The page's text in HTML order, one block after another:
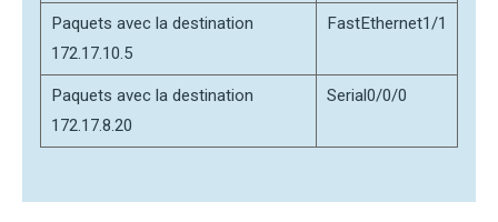
Paquets avec la destination
172.17.10.5
FastEthernet1/1
Paquets avec la destination
172.17.8.20
Serial0/0/0